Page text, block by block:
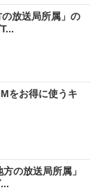
の放送局所属」の
をお得に使うキ
の放送局所属」